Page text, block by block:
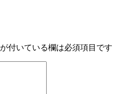
が付いている欄は必須項目です